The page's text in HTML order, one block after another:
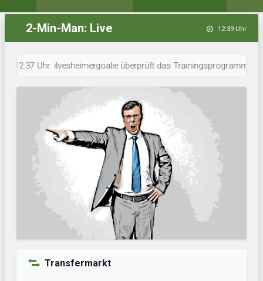
2-Min-Man: Live 12:39 Uhr
Uhr: ilvesheimergoalie überprüft das Trainingsprogramm. • 12:37
Transfermarkt